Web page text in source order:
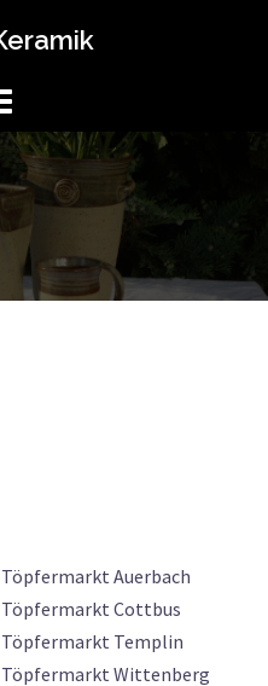
Töpfermarkt Auerbach
Töpfermarkt Cottbus
Töpfermarkt Templin
Töpfermarkt Wittenberg